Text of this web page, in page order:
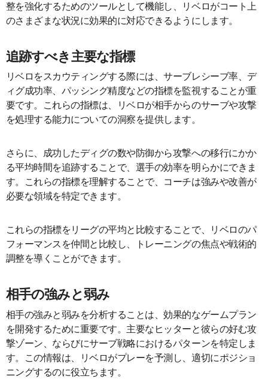
整を強化するためのツールとして機能し、リベロがコート上
のさまざまな状況に効果的に対応できるようにします。
追跡すべき主要な指標
リベロをスカウティングする際には、サーブレシーブ率、デ
ィグ成功率、パッシング精度などの指標を監視することが重
要です。これらの指標は、リベロが相手からのサーブや攻撃
を処理する能力についての洞察を提供します。
さらに、成功したディグの数や防御から攻撃への移行にかか
る平均時間を追跡することで、選手の効率を明らかにできま
す。これらの指標を理解することで、コーチは強みや改善が
必要な領域を特定できます。
これらの指標をリーグの平均と比較することで、リベロのパ
フォーマンスを仲間と比較し、トレーニングの焦点や戦術的
調整を導くことができます。
相手の強みと弱み
相手の強みと弱みを分析することは、効果的なゲームプラン
を開発するために重要です。主要なヒッターと彼らの好む攻
撃ゾーン、ならびにサーブ戦略におけるパターンを特定しま
す。この情報は、リベロがプレーを予測し、適切にポジショ
ニングするのに役立ちます。